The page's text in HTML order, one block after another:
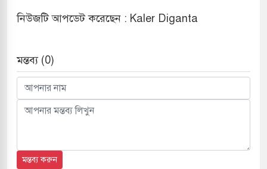
নিউজটি আপডেট করেছেন : Kaler Diganta
মন্তব্য (0)
মন্তব্য করুন